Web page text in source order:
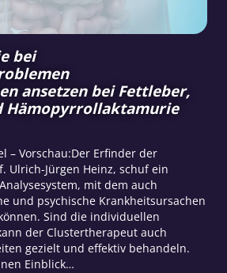
bei
ansetzen bei Fettleber,
Hämopyrrollaktamurie
– Vorschau:Der Erfinder der
Ulrich-Jürgen Heinz, schuf ein
mit dem auch
und psychische Krankheitsursachen
Sind die individuellen
der Clustertherapeut auch
gezielt und effektiv behandeln.
Einblick…